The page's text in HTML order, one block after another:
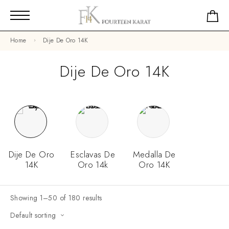
Home Dije De Oro 14K
Dije De Oro 14K
Dije De Oro
14K
Esclavas De
Oro 14k
Medalla De
Oro 14K
Showing 1–50 of 180 results
Default sorting